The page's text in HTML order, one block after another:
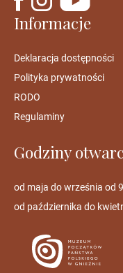
Informacje
Deklaracja dostępności
Polityka prywatności
RODO
Regulaminy
Godziny
od maja do września od
od października do